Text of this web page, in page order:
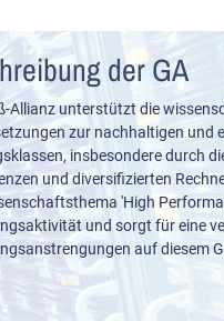
der GA
Allianz unterstützt die
zur nachhaltigen und
insbesondere durch
und diversifizierten
'High
und sorgt für eine
auf diesem